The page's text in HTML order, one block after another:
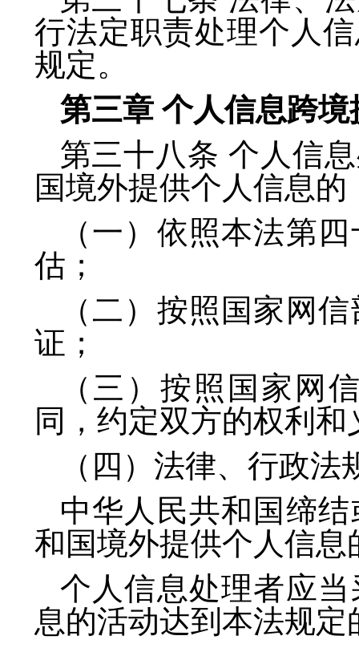
行法定职责处理个人
规定。
第三章 个人信息跨
第三十八条 个人信
国境外提供个人信息
（一）依照本法第
估；
（二）按照国家网
证；
（三）按照国家网
同，约定双方的权利和
（四）法律、行政
中华人民共和国缔
和国境外提供个人信
个人信息处理者应
息的活动达到本法规